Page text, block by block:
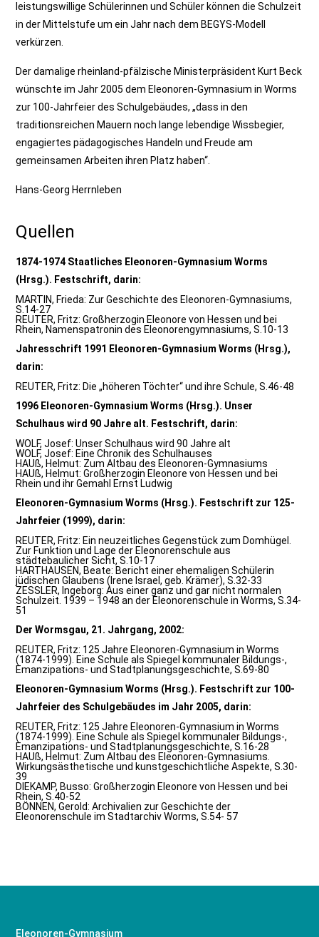
leistungswillige Schülerinnen und Schüler können die Schulzeit
in der Mittelstufe um ein Jahr nach dem BEGYS-Modell
verkürzen.
Der damalige rheinland-pfälzische Ministerpräsident Kurt Beck
wünschte im Jahr 2005 dem Eleonoren-Gymnasium in Worms
zur 100-Jahrfeier des Schulgebäudes, „dass in den
traditionsreichen Mauern noch lange lebendige Wissbegier,
engagiertes pädagogisches Handeln und Freude am
gemeinsamen Arbeiten ihren Platz haben“.
Hans-Georg Herrnleben
Quellen
1874-1974 Staatliches Eleonoren-Gymnasium Worms
(Hrsg.). Festschrift, darin:
MARTIN, Frieda: Zur Geschichte des Eleonoren-Gymnasiums,
S.14-27
REUTER, Fritz: Großherzogin Eleonore von Hessen und bei
Rhein, Namenspatronin des Eleonorengymnasiums, S.10-13
Jahresschrift 1991 Eleonoren-Gymnasium Worms (Hrsg.),
darin:
REUTER, Fritz: Die „höheren Töchter“ und ihre Schule, S.46-48
1996 Eleonoren-Gymnasium Worms (Hrsg.). Unser
Schulhaus wird 90 Jahre alt. Festschrift, darin:
WOLF, Josef: Unser Schulhaus wird 90 Jahre alt
WOLF, Josef: Eine Chronik des Schulhauses
HAUß, Helmut: Zum Altbau des Eleonoren-Gymnasiums
HAUß, Helmut: Großherzogin Eleonore von Hessen und bei
Rhein und ihr Gemahl Ernst Ludwig
Eleonoren-Gymnasium Worms (Hrsg.). Festschrift zur 125-
Jahrfeier (1999), darin:
REUTER, Fritz: Ein neuzeitliches Gegenstück zum Domhügel.
Zur Funktion und Lage der Eleonorenschule aus
städtebaulicher Sicht, S.10-17
HARTHAUSEN, Beate: Bericht einer ehemaligen Schülerin
jüdischen Glaubens (Irene Israel, geb. Krämer), S.32-33
ZESSLER, Ingeborg: Aus einer ganz und gar nicht normalen
Schulzeit. 1939 – 1948 an der Eleonorenschule in Worms, S.34-
51
Der Wormsgau, 21. Jahrgang, 2002:
REUTER, Fritz: 125 Jahre Eleonoren-Gymnasium in Worms
(1874-1999). Eine Schule als Spiegel kommunaler Bildungs-,
Emanzipations- und Stadtplanungsgeschichte, S.69-80
Eleonoren-Gymnasium Worms (Hrsg.). Festschrift zur 100-
Jahrfeier des Schulgebäudes im Jahr 2005, darin:
REUTER, Fritz: 125 Jahre Eleonoren-Gymnasium in Worms
(1874-1999). Eine Schule als Spiegel kommunaler Bildungs-,
Emanzipations- und Stadtplanungsgeschichte, S.16-28
HAUß, Helmut: Zum Altbau des Eleonoren-Gymnasiums.
Wirkungsästhetische und kunstgeschichtliche Aspekte, S.30-
39
DIEKAMP, Busso: Großherzogin Eleonore von Hessen und bei
Rhein, S.40-52
BÖNNEN, Gerold: Archivalien zur Geschichte der
Eleonorenschule im Stadtarchiv Worms, S.54- 57
Eleonoren-Gymnasium